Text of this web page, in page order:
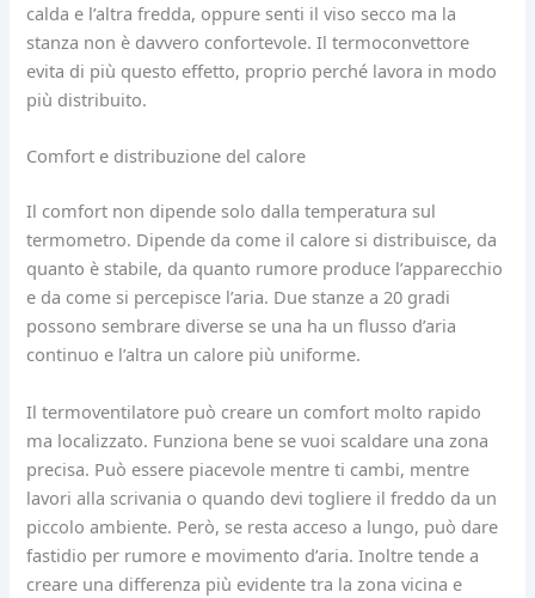
calda e l’altra fredda, oppure senti il viso secco ma la
stanza non è davvero confortevole. Il termoconvettore
evita di più questo effetto, proprio perché lavora in modo
più distribuito.
Comfort e distribuzione del calore
Il comfort non dipende solo dalla temperatura sul
termometro. Dipende da come il calore si distribuisce, da
quanto è stabile, da quanto rumore produce l’apparecchio
e da come si percepisce l’aria. Due stanze a 20 gradi
possono sembrare diverse se una ha un flusso d’aria
continuo e l’altra un calore più uniforme.
Il termoventilatore può creare un comfort molto rapido
ma localizzato. Funziona bene se vuoi scaldare una zona
precisa. Può essere piacevole mentre ti cambi, mentre
lavori alla scrivania o quando devi togliere il freddo da un
piccolo ambiente. Però, se resta acceso a lungo, può dare
fastidio per rumore e movimento d’aria. Inoltre tende a
creare una differenza più evidente tra la zona vicina e